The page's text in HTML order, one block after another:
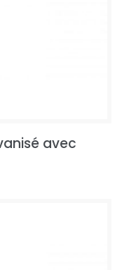
avec